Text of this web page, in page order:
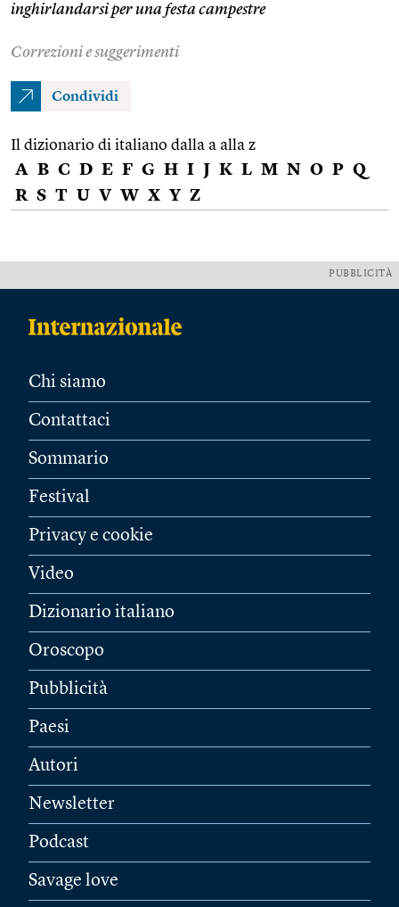
inghirlandarsi per una festa campestre
Correzioni e suggerimenti
Condividi
Il dizionario di italiano dalla a alla z
A B C D E F G H I J K L M N O P Q
R S T U V W X Y Z
PUBBLICITÀ
Chi siamo
Contattaci
Sommario
Festival
Privacy e cookie
Video
Dizionario italiano
Oroscopo
Pubblicità
Paesi
Autori
Newsletter
Podcast
Savage love